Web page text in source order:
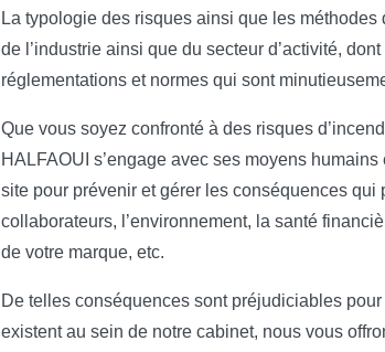
La typologie des risques ainsi que les
de l’industrie ainsi que du secteur d’activité,
réglementations et normes qui sont
Que vous soyez confronté à des risques
HALFAOUI s’engage avec ses moyens
site pour prévenir et gérer les conséquences qui
collaborateurs, l’environnement, la santé
de votre marque, etc.
De telles conséquences sont préjudiciables
existent au sein de notre cabinet, nous vous